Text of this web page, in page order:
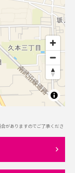
がありますのでご了承くださ